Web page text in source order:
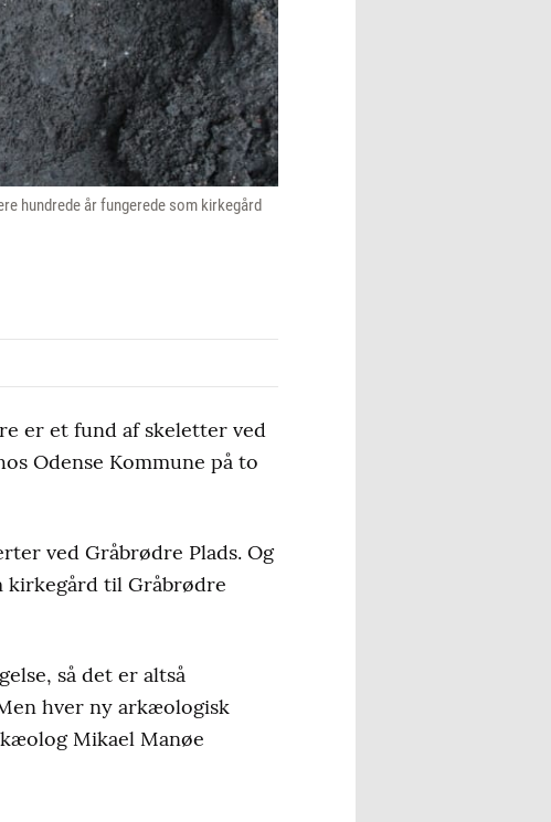
hundrede år fungerede som kirkegård
er et fund af skeletter ved
Odense Kommune på to
ved Gråbrødre Plads. Og
kirkegård til Gråbrødre
så det er altså
hver ny arkæologisk
Mikael Manøe